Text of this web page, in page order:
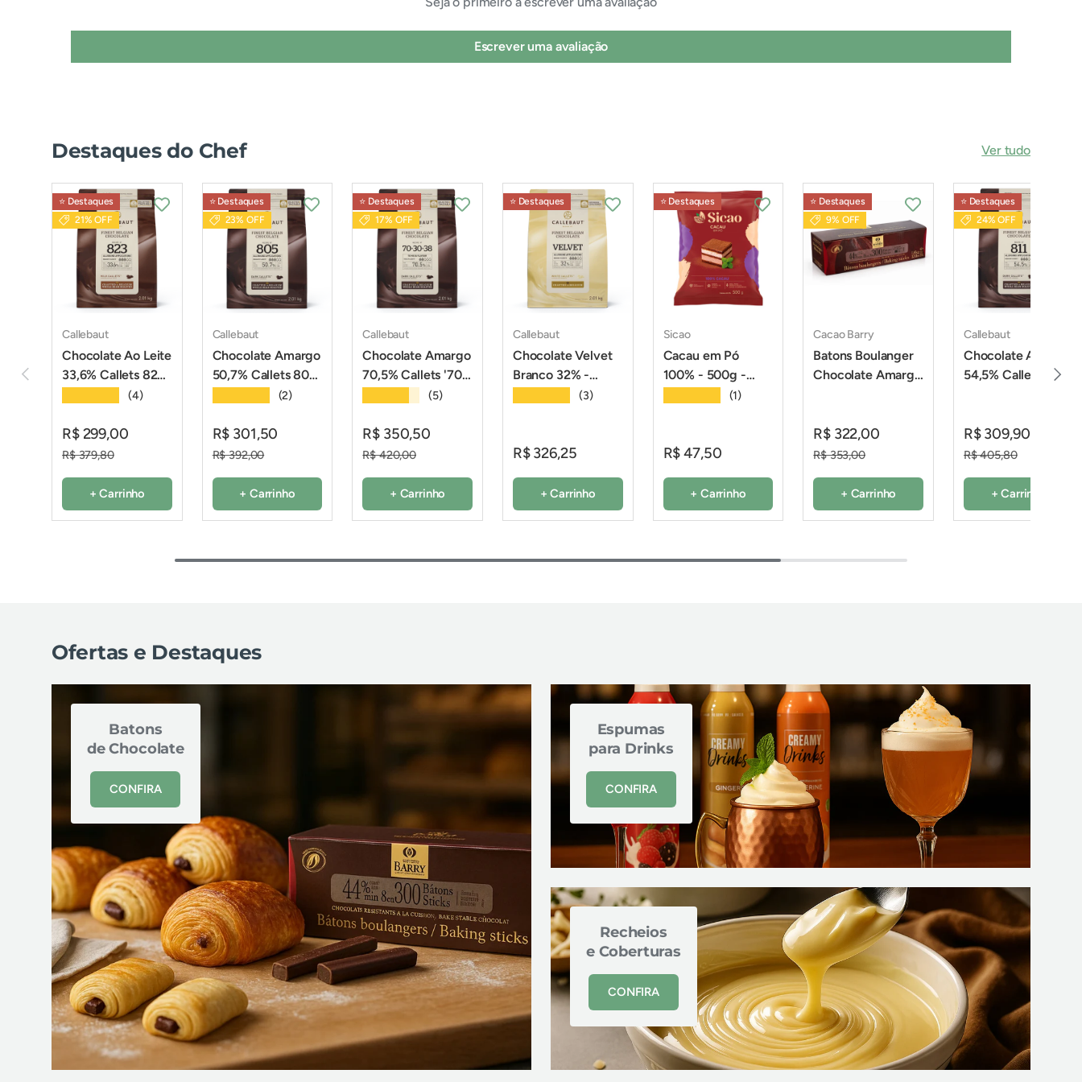
Escrever uma avaliação
Destaques do Chef Ver tudo
Anterior
⭐️ Destaques
21% OFF
Callebaut
Chocolate Ao Leite
33,6% Callets 823
(4)
R$ 299,00
R$ 379,80
+ Carrinho
⭐️ Destaques
23% OFF
Callebaut
Chocolate Amargo
50,7% Callets 805
(2)
R$ 301,50
R$ 392,00
+ Carrinho
⭐️ Destaques
17% OFF
Callebaut
Chocolate Amargo
70,5% Callets '70-
30-38' - 2,01Kg -
(5)
R$ 350,50
R$ 420,00
+ Carrinho
⭐️ Destaques
Callebaut
Chocolate Velvet
Branco 32% -
2,01Kg - Callebaut
(3)
R$ 326,25
+ Carrinho
⭐️ Destaques
Sicao
Cacau em Pó
100% - 500g -
(1)
R$ 47,50
+ Carrinho
⭐️ Destaques
9% OFF
Cacao Barry
Batons Boulanger
Chocolate Amargo
R$ 322,00
R$ 353,00
+ Carrinho
⭐️ Destaques
24% OFF
Callebaut
Chocolate Amargo
54,5% Callets 811 -
R$ 309,90
R$ 405,80
+ Carrinho
Ofertas e Destaques
Batons
de Chocolate
CONFIRA
Espumas
para Drinks
CONFIRA
Recheios
e Coberturas
CONFIRA